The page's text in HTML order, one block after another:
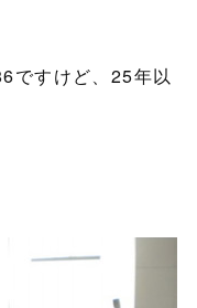
ですけど、25年以